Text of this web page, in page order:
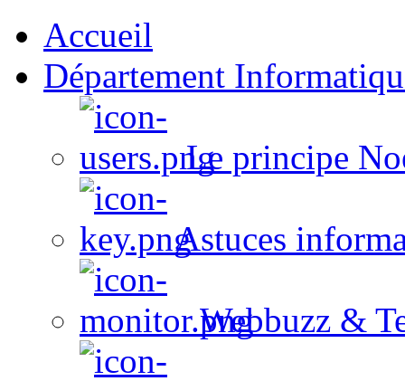
Accueil
Département
Le principe
Astuces
Webbuzz &